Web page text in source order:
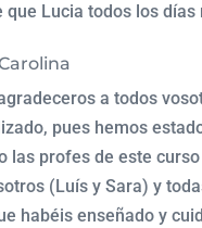
que Lucia todos los días
a todos
pues hemos
las profes de este
(Luís y Sara) y
habéis enseñado y